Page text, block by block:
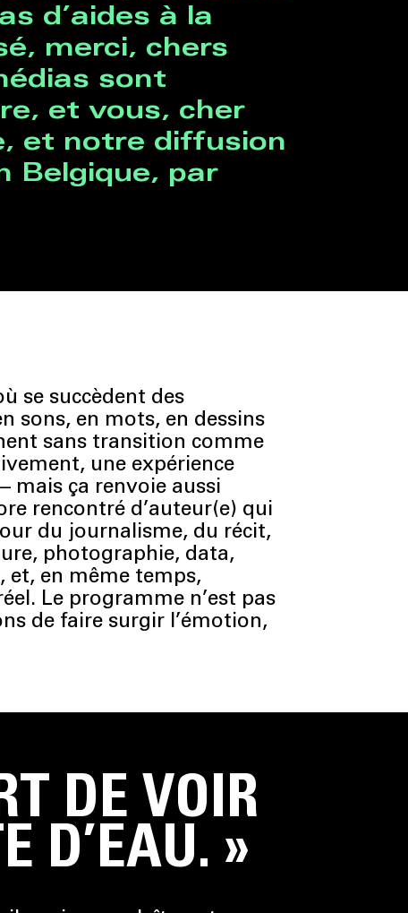
d’aides à la
merci, chers
sont
et vous, cher
et notre diffusion
Belgique, par
se succèdent des
sons, en mots, en dessins
sans transition comme
une expérience
mais ça renvoie aussi
rencontré d’auteur(e) qui
du journalisme, du récit,
photographie, data,
et, en même temps,
Le programme n’est pas
de faire surgir l’émotion,
DE VOIR
D’EAU. »